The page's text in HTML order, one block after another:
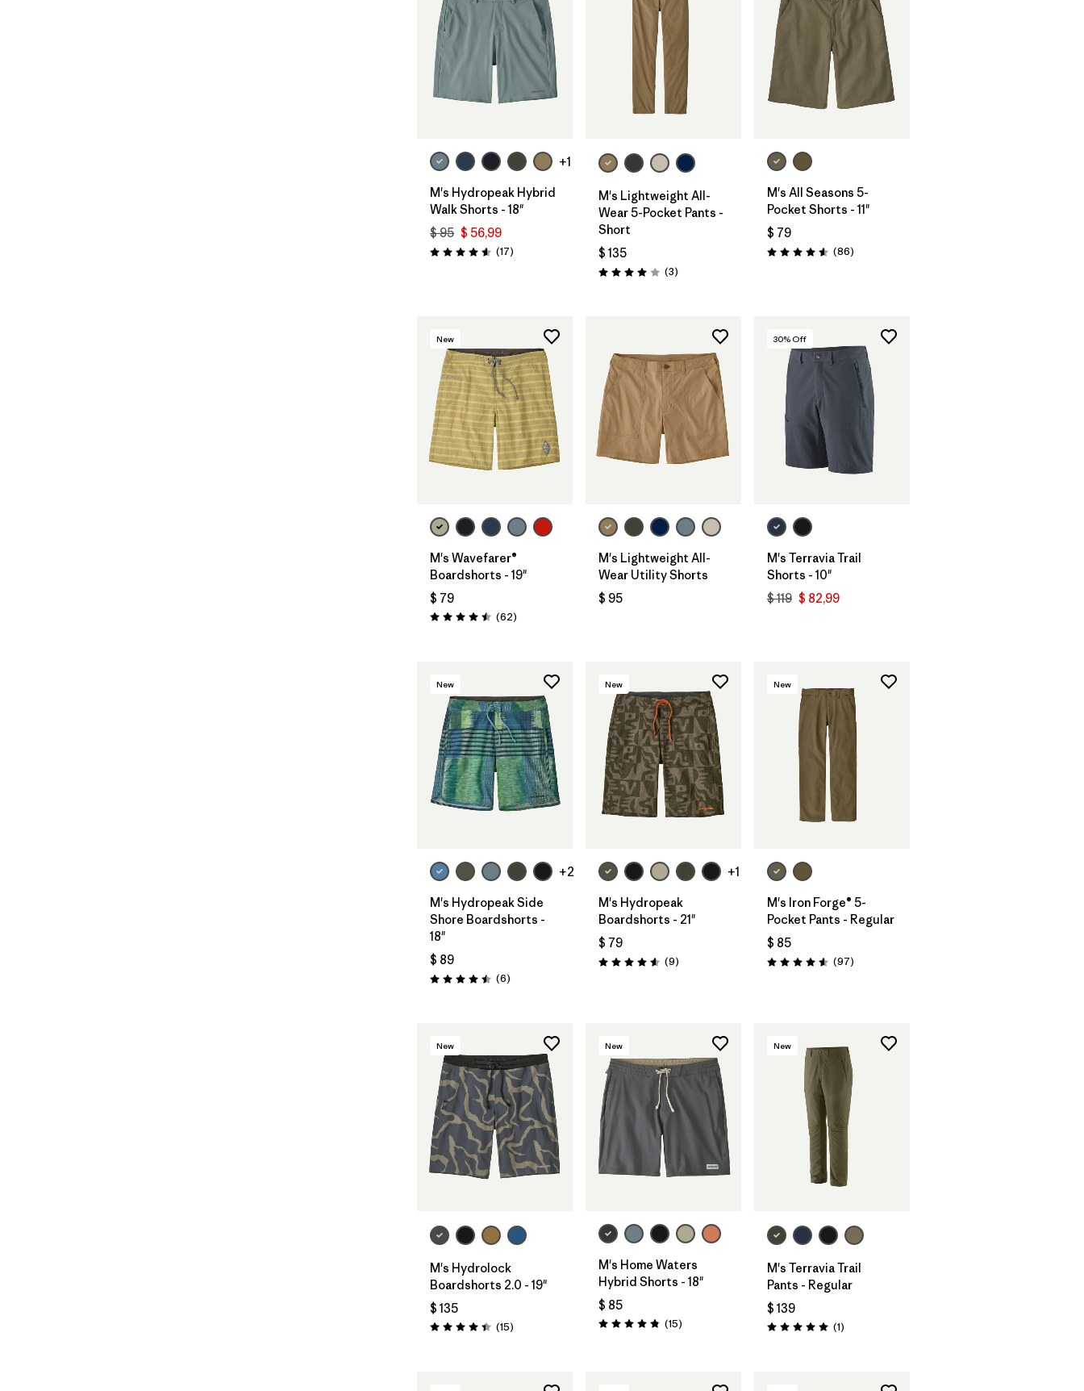
+1
M's Hydropeak Hybrid
Walk Shorts - 18"
$ 95 $ 56,99
Valoración: 4.6 / 5
(17Comentarios
)
M's Lightweight All-
Wear 5-Pocket Pants -
Short
$ 135
Valoración: 4.0 / 5
(3Comentarios
)
M's All Seasons 5-
Pocket Shorts - 11"
$ 79
Valoración: 4.6 / 5
(86Comentarios
)
New
M's Wavefarer®
Boardshorts - 19"
$ 79
Valoración: 4.5 / 5
(62Comentarios
)
M's Lightweight All-
Wear Utility Shorts
$ 95
30% Off
M's Terravia Trail
Shorts - 10"
$ 119 $ 82,99
New
+2
M's Hydropeak Side
Shore Boardshorts -
18"
$ 89
Valoración: 4.5 / 5
(6Comentarios
)
New
+1
M's Hydropeak
Boardshorts - 21"
$ 79
Valoración: 4.6 / 5
(9Comentarios
)
New
M's Iron Forge® 5-
Pocket Pants - Regular
$ 85
Valoración: 4.6 / 5
(97Comentarios
)
New
M's Hydrolock
Boardshorts 2.0 - 19"
$ 135
Valoración: 4.4 / 5
(15Comentarios
)
New
M's Home Waters
Hybrid Shorts - 18"
$ 85
Valoración: 4.8 / 5
(15Comentarios
)
New
M's Terravia Trail
Pants - Regular
$ 139
Valoración: 5.0 / 5
(1Comentarios
)